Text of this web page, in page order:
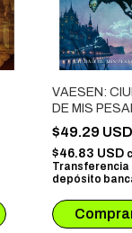
VAESEN:
DE MIS
$49.29 USD
$46.83 USD
Transferencia
depósito